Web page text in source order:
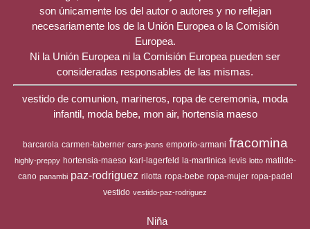
son únicamente los del autor o autores y no reflejan
necesariamente los de la Unión Europea o la Comisión
Europea.
Ni la Unión Europea ni la Comisión Europea pueden ser
consideradas responsables de las mismas.
vestido de comunion, marineros, ropa de ceremonia, moda
infantil, moda bebe, mon air, hortensia maeso
barcarola carmen-taberner cars-jeans emporio-armani fracomina
highly-preppy hortensia-maeso karl-lagerfeld la-martinica levis lotto matilde-
cano panambi paz-rodriguez rilotta ropa-bebe ropa-mujer ropa-padel
vestido vestido-paz-rodriguez
Niña